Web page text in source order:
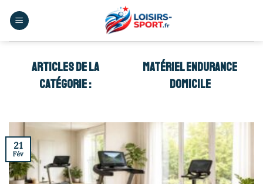
MATÉRIEL ENDURANCE
DOMICILE
21
Fév